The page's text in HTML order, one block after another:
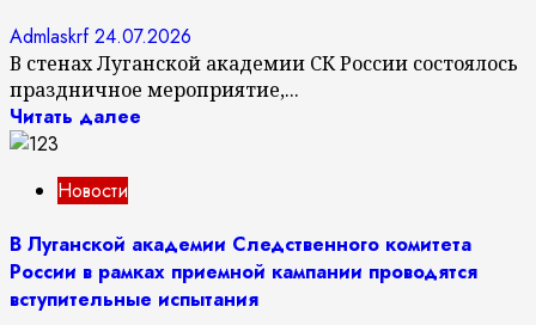
Admlaskrf24.07.2026
В стенах Луганской академии СК России состоялось
праздничное мероприятие,...
Читать далее
Новости
В Луганской академии Следственного комитета
России в рамках приемной кампании проводятся
вступительные испытания